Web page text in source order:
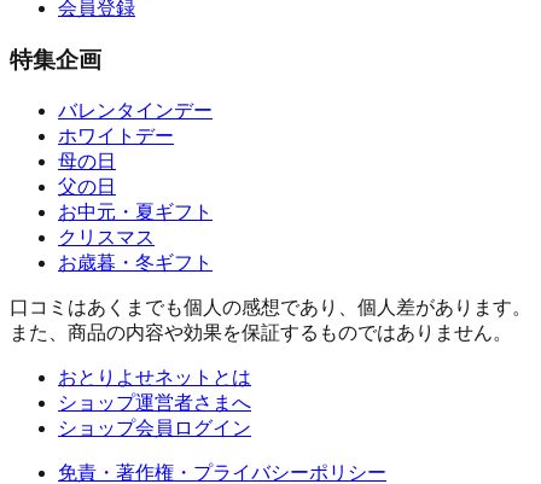
会員登録
特集企画
バレンタインデー
ホワイトデー
母の日
父の日
お中元・夏ギフト
クリスマス
お歳暮・冬ギフト
口コミはあくまでも個人の感想であり、個人差があります。
また、商品の内容や効果を保証するものではありません。
おとりよせネットとは
ショップ運営者さまへ
ショップ会員ログイン
免責・著作権・プライバシーポリシー